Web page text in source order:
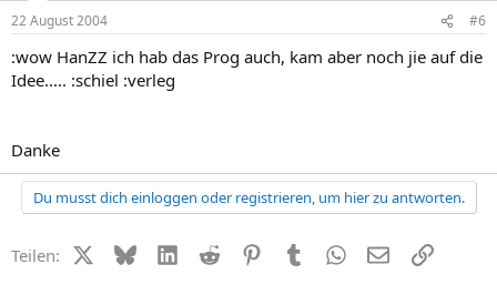
22 August 2004 #6
:wow HanZZ ich hab das Prog auch, kam aber noch jie auf die
Idee..... :schiel :verleg
Danke
Du musst dich einloggen oder registrieren, um hier zu antworten.
Teilen: X (Twitter)
BlueskyLinkedIn
Reddit PinterestTumblr WhatsApp
E-MailLink